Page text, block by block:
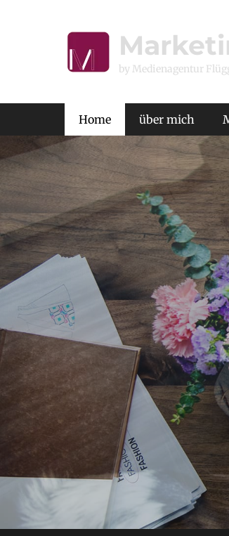
by Medienagentur
Primäres Menü
Home über mich